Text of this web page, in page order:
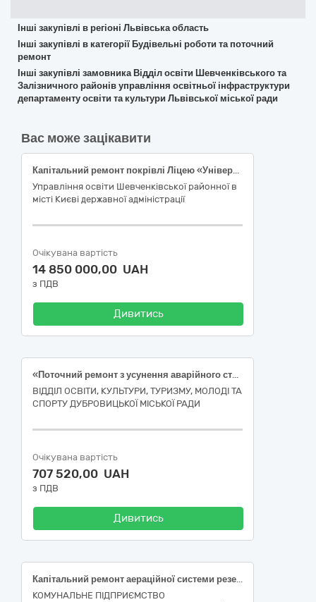
Інші закупівлі в регіоні Львівська область
Інші закупівлі в категорії Будівельні роботи та поточний
ремонт
Інші закупівлі замовника Відділ освіти Шевченківського та
Залізничного районів управління освітньої інфраструктури
департаменту освіти та культури Львівської міської ради
Вас може зацікавити
Капітальний ремонт покрівлі Ліцею «Універсум» Шевченківського району м. Києва пров. Політехнічний, 3-A (код ДК 021:2015 (CPV) 45453000-7 Капітальний ремонт і реставрація)
Управління освіти Шевченківської районної в
місті Києві державної адміністрації
Очікувана вартість
14 850 000,00 UAH
з ПДВ
Дивитись
«Поточний ремонт з усунення аварійного стану приміщення Центру дитячої та юнацької творчості Дубровицької міської ради, за адресою: Рівненська область, м.Дубровиця, вул.1000-ліття Дубровиці, 3» код ДК 021:2015 «Єдиний закупівельний словник» 45450000-6 Інші завершальні будівельні роботи
ВІДДІЛ ОСВІТИ, КУЛЬТУРИ, ТУРИЗМУ, МОЛОДІ ТА
СПОРТУ ДУБРОВИЦЬКОЇ МІСЬКОЇ РАДИ
Очікувана вартість
707 520,00 UAH
з ПДВ
Дивитись
Капітальний ремонт аераційної системи резервної лінії аеротенку КП "Кременчукводоканал" за адресою: Полтавська область, місто Кременчук, набережна Лейтенанта Дніпрова, 121" (Коригування)
КОМУНАЛЬНЕ ПІДПРИЄМСТВО